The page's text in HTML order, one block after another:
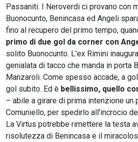
Passaniti. I Neroverdi ci provano con
Buonocunto, Benincasa ed Angeli
fino al recupero del primo tempo,
primo di due gol da corner con
solito Buonocunto. L'ex Rimini
genialata di tacco che manda in porta
Manzaroli. Come spesso accade, a
gol subito. Ed è bellissimo, quello
– abile a girare di prima intenzione un
Comuniello, per spedirlo all'incrocio
La Virtus potrebbe rimettere la testa
risolutezza di Benincasa e il